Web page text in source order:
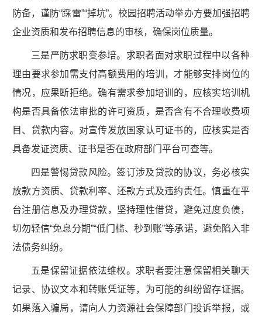
防备，谨防“踩雷”“掉坑”。校园招聘活动举办方要加强招聘
企业资质和发布招聘信息的审核，确保岗位质量。
三是严防求职变参培。求职者面对求职过程中以各种
理由要求参加需支付高额费用的培训，才能够安排岗位的
情况，应果断拒绝。确有需求参加培训的，应核实培训机
构是否具备依法审批的许可资质，是否含有不合理收费项
目、贷款内容。对宣传发放国家认可证书的，应核实是否
具备发证资质、证书是否在政府部门平台可查等。
四是警惕贷款风险。签订涉及贷款的协议，务必核实
放款方资质、贷款利率、还款方式及违约责任。慎重在平
台注册信息及办理贷款，坚持理性借贷，避免过度负债，
切勿轻信“免息分期”“低门槛、秒到账”等承诺，避免陷入非
法债务纠纷。
五是保留证据依法维权。求职者要注意保留相关聊天
记录、协议文本和转账凭证等，为可能的纠纷留存证据。
如果落入骗局，请向人力资源社会保障部门投诉举报，或